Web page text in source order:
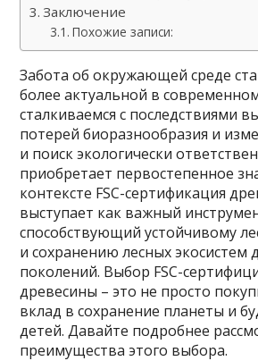
Заключение
Похожие записи:
Забота об окружающей среде
более актуальной в
сталкиваемся с последствиями
потерей биоразнообразия и
и поиск экологически
приобретает первостепенное
контексте FSC-сертификация
выступает как важный
способствующий устойчивому
и сохранению лесных экосистем
поколений. Выбор FSC-
древесины – это не просто
вклад в сохранение планеты и
детей. Давайте подробнее
преимущества этого выбора.